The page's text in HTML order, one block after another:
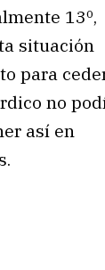
13º,
situación
para
no
así en